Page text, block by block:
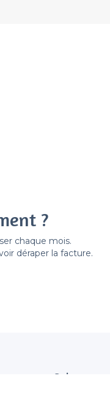
?
chaque mois.
déraper la facture.
Suivez nous